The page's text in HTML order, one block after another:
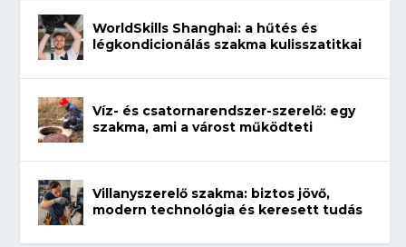
WorldSkills Shanghai: a hűtés és
légkondicionálás szakma kulisszatitkai
Víz- és csatornarendszer-szerelő: egy
szakma, ami a várost működteti
Villanyszerelő szakma: biztos jövő,
modern technológia és keresett tudás